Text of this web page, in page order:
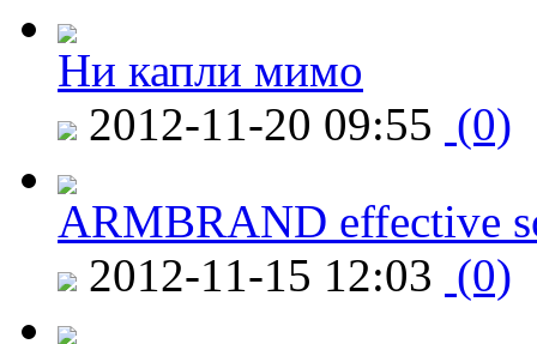
Ни капли мимо
2012-11-20 09:55 (0)
ARMBRAND effective
2012-11-15 12:03 (0)